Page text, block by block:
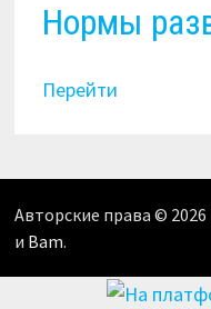
Нормы
Перейти
Авторские права © 2026
и Bam.